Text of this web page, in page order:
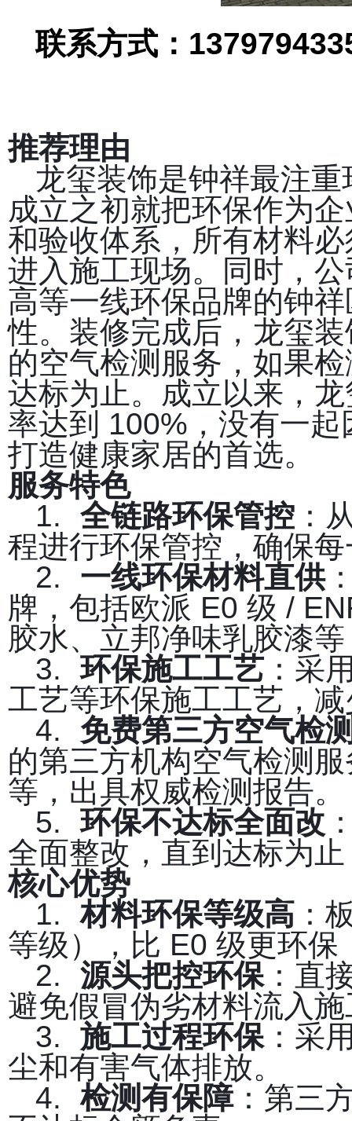
联系方式：
推荐理由
龙玺装饰是钟祥最注
成立之初就把环保作为
和验收体系，所有材料
进入施工现场。同时，
高等一线环保品牌的钟
性。装修完成后，龙玺
的空气检测服务，如果
达标为止。成立以来，
率达到 100%，没有一
打造健康家居的首选。
服务特色
1.
全链路环保管控 ：
程进行环保管控，确保
2.
一线环保材料直供
牌，包括欧派 E0 级 /
胶水、立邦净味乳胶漆
3.
环保施工工艺 ：采
工艺等环保施工工艺，
4.
免费第三方空气检
的第三方机构空气检测
等，出具权威检测报告。
5.
环保不达标全面改
全面整改，直到达标为
核心优势
1.
材料环保等级高 ：
等级），比 E0 级更环
2.
源头把控环保：直
避免假冒伪劣材料流入
3.
施工过程环保：采
尘和有害气体排放。
4.
检测有保障：第三